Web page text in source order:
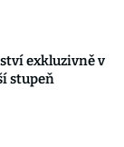
exkluzivně v
stupeň